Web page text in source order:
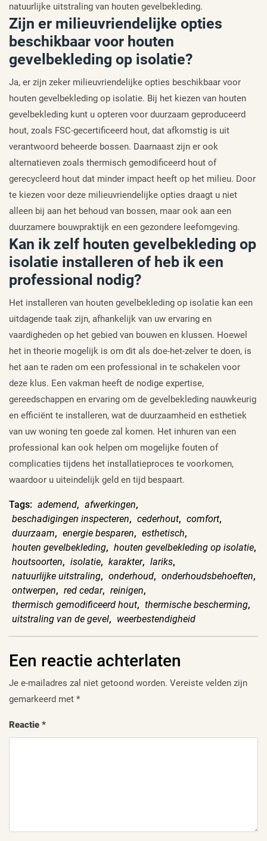
natuurlijke uitstraling van houten gevelbekleding.
Zijn er milieuvriendelijke opties
beschikbaar voor houten
gevelbekleding op isolatie?
Ja, er zijn zeker milieuvriendelijke opties beschikbaar voor
houten gevelbekleding op isolatie. Bij het kiezen van houten
gevelbekleding kunt u opteren voor duurzaam geproduceerd
hout, zoals FSC-gecertificeerd hout, dat afkomstig is uit
verantwoord beheerde bossen. Daarnaast zijn er ook
alternatieven zoals thermisch gemodificeerd hout of
gerecycleerd hout dat minder impact heeft op het milieu. Door
te kiezen voor deze milieuvriendelijke opties draagt u niet
alleen bij aan het behoud van bossen, maar ook aan een
duurzamere bouwpraktijk en een gezondere leefomgeving.
Kan ik zelf houten gevelbekleding op
isolatie installeren of heb ik een
professional nodig?
Het installeren van houten gevelbekleding op isolatie kan een
uitdagende taak zijn, afhankelijk van uw ervaring en
vaardigheden op het gebied van bouwen en klussen. Hoewel
het in theorie mogelijk is om dit als doe-het-zelver te doen, is
het aan te raden om een professional in te schakelen voor
deze klus. Een vakman heeft de nodige expertise,
gereedschappen en ervaring om de gevelbekleding nauwkeurig
en efficiënt te installeren, wat de duurzaamheid en esthetiek
van uw woning ten goede zal komen. Het inhuren van een
professional kan ook helpen om mogelijke fouten of
complicaties tijdens het installatieproces te voorkomen,
waardoor u uiteindelijk geld en tijd bespaart.
Tags: ademend, afwerkingen,
beschadigingen inspecteren, cederhout, comfort,
duurzaam, energie besparen, esthetisch,
houten gevelbekleding, houten gevelbekleding op isolatie,
houtsoorten, isolatie, karakter, lariks,
natuurlijke uitstraling, onderhoud, onderhoudsbehoeften,
ontwerpen, red cedar, reinigen,
thermisch gemodificeerd hout, thermische bescherming,
uitstraling van de gevel, weerbestendigheid
Een reactie achterlaten
Je e-mailadres zal niet getoond worden. Vereiste velden zijn
gemarkeerd met *
Reactie *